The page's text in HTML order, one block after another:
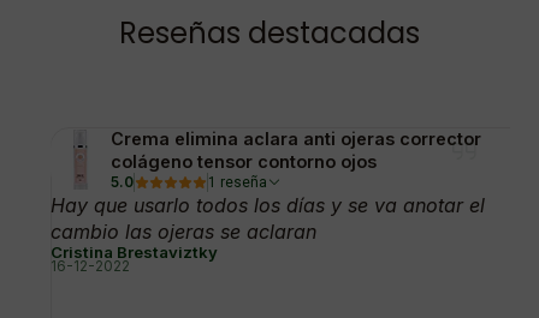
Reseñas destacadas
Crema elimina aclara anti ojeras corrector
colágeno tensor contorno ojos
5.0 1 reseña
Hay que usarlo todos los días y se va anotar el
cambio las ojeras se aclaran
Cristina Brestaviztky
16-12-2022